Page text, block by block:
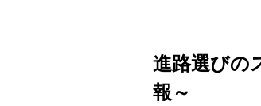
進路選びの
報～